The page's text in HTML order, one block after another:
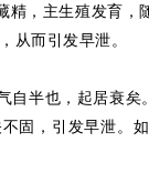
精，主生殖发育，
从而引发早泄。
自半也，起居衰矣
固，引发早泄。